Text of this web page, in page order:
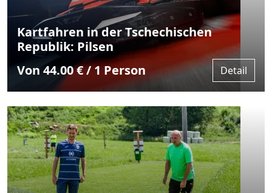
Kartfahren in der Tschechischen
Republik: Pilsen
Von 44.00 € / 1 Person
Detail